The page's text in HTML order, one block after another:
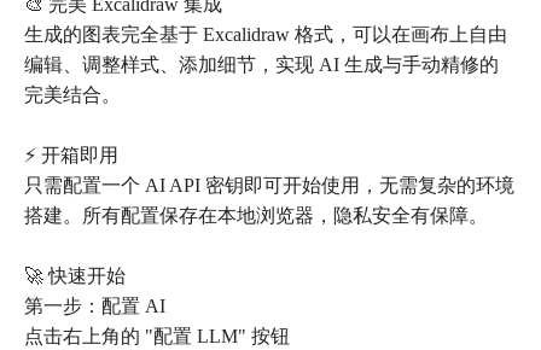
🎨 完美 Excalidraw 集成
生成的图表完全基于 Excalidraw 格式，可以在画布上自由
编辑、调整样式、添加细节，实现 AI 生成与手动精修的
完美结合。
⚡ 开箱即用
只需配置一个 AI API 密钥即可开始使用，无需复杂的环境
搭建。所有配置保存在本地浏览器，隐私安全有保障。
🚀 快速开始
第一步：配置 AI
点击右上角的 "配置 LLM" 按钮